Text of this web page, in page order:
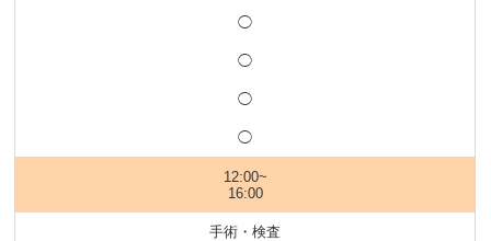
◯
◯
◯
◯
12:00~
16:00
手術・検査